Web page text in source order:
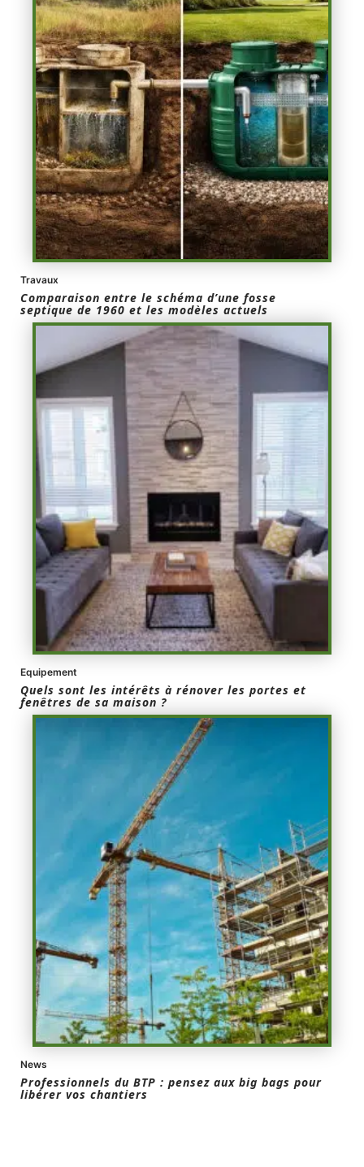
Travaux
Comparaison entre le schéma d’une fosse
septique de 1960 et les modèles actuels
Equipement
Quels sont les intérêts à rénover les portes et
fenêtres de sa maison ?
News
Professionnels du BTP : pensez aux big bags pour
libérer vos chantiers